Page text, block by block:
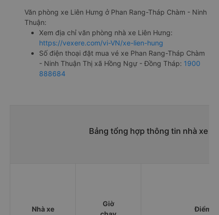
Văn phòng xe Liên Hưng ở Phan Rang-Tháp Chàm - Ninh
Thuận:
Xem địa chỉ văn phòng nhà xe Liên Hưng:
https://vexere.com/vi-VN/xe-lien-hung
Số điện thoại đặt mua vé xe Phan Rang-Tháp Chàm
- Ninh Thuận Thị xã Hồng Ngự - Đồng Tháp: 1900
888684
Bảng tổng hợp thông tin nhà xe
Nhà xe
Giờ
Điểm đi